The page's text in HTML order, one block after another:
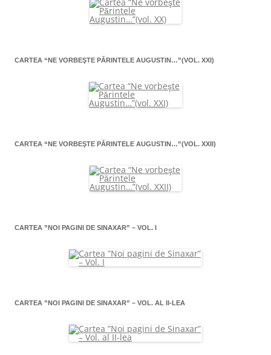
CARTEA “NE VORBEŞTE PĂRINTELE AUGUSTIN…”(VOL. XXI)
CARTEA “NE VORBEŞTE PĂRINTELE AUGUSTIN…”(VOL. XXII)
CARTEA ”NOI PAGINI DE SINAXAR” – VOL. I
CARTEA ”NOI PAGINI DE SINAXAR” – VOL. AL II-LEA